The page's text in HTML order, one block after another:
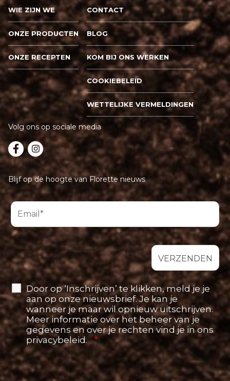
WIE ZIJN WE
ONZE PRODUCTEN
ONZE RECEPTEN
CONTACT
BLOG
KOM BIJ ONS WERKEN
COOKIEBELEID
WETTELIJKE VERMELDINGEN
Volg ons op sociale media
Blijf op de hoogte van Florette nieuws
Door op ‘Inschrijven’ te klikken, meld je je
aan op onze nieuwsbrief. Je kan je
wanneer je maar wil opnieuw uitschrijven.
Meer informatie over het beheer van je
gegevens en over je rechten vind je in ons
privacybeleid. *